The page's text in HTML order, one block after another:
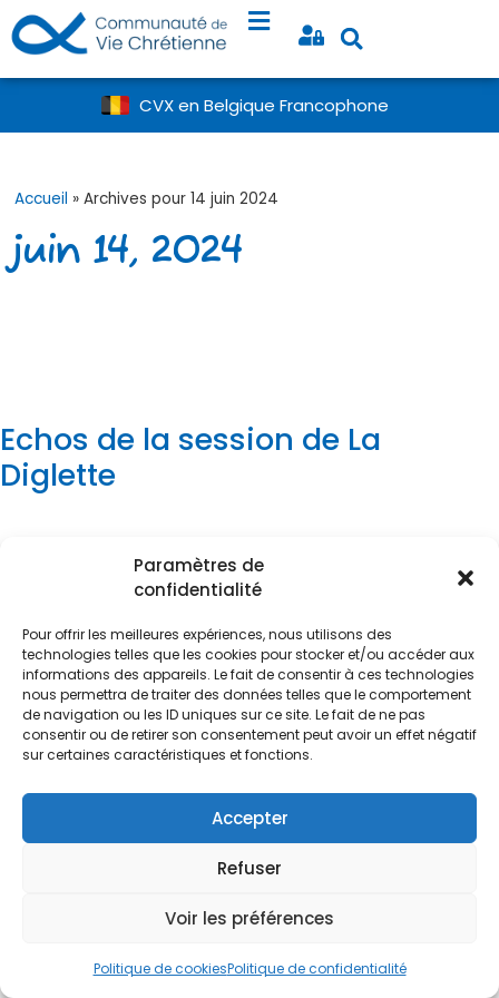
Paramètres de
confidentialité
Pour offrir les meilleures expériences, nous utilisons des
technologies telles que les cookies pour stocker et/ou accéder aux
informations des appareils. Le fait de consentir à ces technologies
nous permettra de traiter des données telles que le comportement
de navigation ou les ID uniques sur ce site. Le fait de ne pas
consentir ou de retirer son consentement peut avoir un effet négatif
sur certaines caractéristiques et fonctions.
Accepter
Refuser
Voir les préférences
Politique de cookiesPolitique de confidentialité
CVX en Belgique Francophone
Accueil »Archives pour 14 juin 2024
juin 14, 2024
Echos de la session de La
Diglette
POLITIQUE DE CONFIDENTIALITÉ